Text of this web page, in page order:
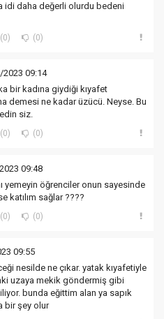
idi daha değerli olurdu bedeni
(0) (0)
09:14
bir kadına giydiği kıyafet
demesi ne kadar üzücü. Neyse. Bu
siz.
(0) (0)
09:48
yemeyin öğrenciler onun sayesinde
katılım sağlar ????
(0) (0)
09:55
nesilde ne çıkar. yatak kıyafetiyle
uzaya mekik göndermiş gibi
bunda eğittim alan ya sapık
bir şey olur